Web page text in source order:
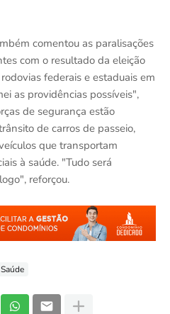
comentou as paralisações
com o resultado da eleição
federais e estaduais em
as providências possíveis",
de segurança estão
de carros de passeio,
que transportam
à saúde. "Tudo será
reforçou.
Saúde